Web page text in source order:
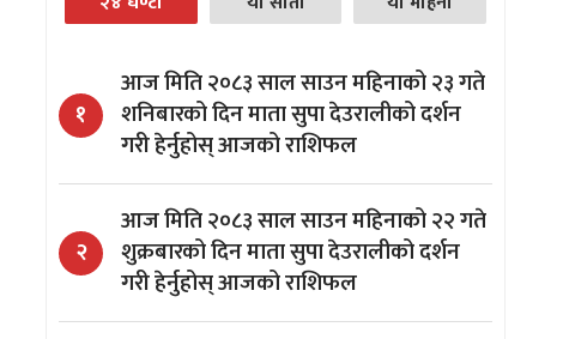
१
आज मिति २०८३ साल साउन महिनाको २३ गते
शनिबारको दिन माता सुपा देउरालीको दर्शन
गरी हेर्नुहोस् आजको राशिफल
२
आज मिति २०८३ साल साउन महिनाको २२ गते
शुक्रबारको दिन माता सुपा देउरालीको दर्शन
गरी हेर्नुहोस् आजको राशिफल